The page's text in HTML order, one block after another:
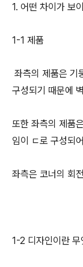
1. 어떤 차이가 보
1-1 제품
좌측의 제품은 기
구성되기 때문에
또한 좌측의 제품
임이 ㄷ로 구성되
좌측은 코너의 회
1-2 디자인이란 무